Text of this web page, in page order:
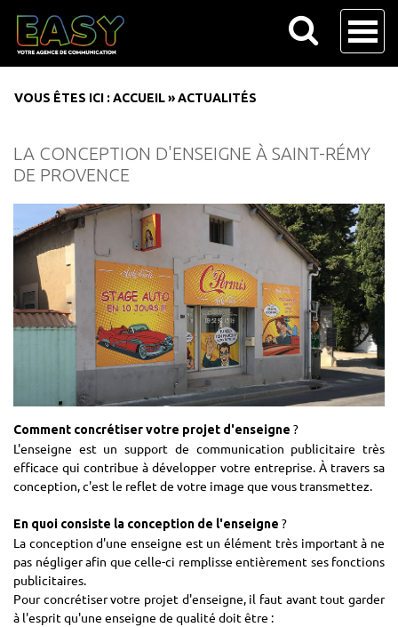
VOUS ÊTES ICI : ACCUEIL»ACTUALITÉS
LA CONCEPTION D'ENSEIGNE À SAINT-RÉMY
DE PROVENCE
Comment concrétiser votre projet d'enseigne ?
L'enseigne est un support de communication publicitaire très
efficace qui contribue à développer votre entreprise. À travers sa
conception, c'est le reflet de votre image que vous transmettez.
En quoi consiste la conception de l'enseigne ?
La conception d'une enseigne est un élément très important à ne
pas négliger afin que celle-ci remplisse entièrement ses fonctions
publicitaires.
Pour concrétiser votre projet d'enseigne, il faut avant tout garder
à l'esprit qu'une enseigne de qualité doit être :